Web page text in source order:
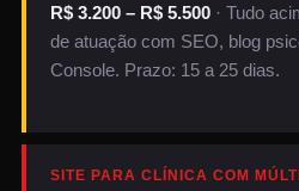
R$ 3.200 – R$ 5.500· Tudo
de atuação com SEO, blog
Console. Prazo: 15 a 25 dias.
SITE PARA CLÍNICA COM